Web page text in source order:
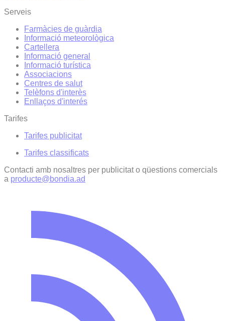
Serveis
Farmàcies de guàrdia
Informació meteorològica
Cartellera
Informació general
Informació turística
Associacions
Centres de salut
Telèfons d'interès
Enllaços d'interés
Tarifes
Tarifes publicitat
Tarifes classificats
Contacti amb nosaltres per publicitat o qüestions comercials
a producte@bondia.ad